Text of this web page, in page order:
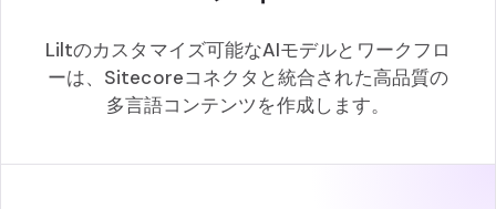
Liltのカスタマイズ可能なAIモデルとワークフロ
ーは、Sitecoreコネクタと統合された高品質の
多言語コンテンツを作成します。